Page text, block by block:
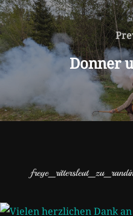
Donner